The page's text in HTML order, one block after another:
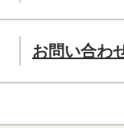
お問い合わ